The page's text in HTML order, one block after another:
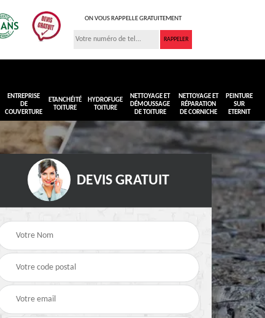
ON VOUS RAPPELLE GRATUITEMENT
ENTREPRISE
DE
COUVERTURE
ETANCHÉITÉ
TOITURE
HYDROFUGE
TOITURE
NETTOYAGE ET
DÉMOUSSAGE
DE TOITURE
NETTOYAGE ET
RÉPARATION
DE CORNICHE
PEINTURE
SUR
ETERNIT
Réimperméabilisation
Peinture sur toiture
tout support
DEVIS GRATUIT